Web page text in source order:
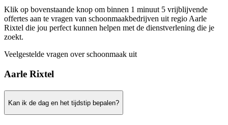
Klik op bovenstaande knop om binnen 1 minuut 5 vrijblijvende
offertes aan te vragen van schoonmaakbedrijven uit regio Aarle
Rixtel die jou perfect kunnen helpen met de dienstverlening die je
zoekt.
Veelgestelde vragen over schoonmaak uit
Aarle Rixtel
Kan ik de dag en het tijdstip bepalen?